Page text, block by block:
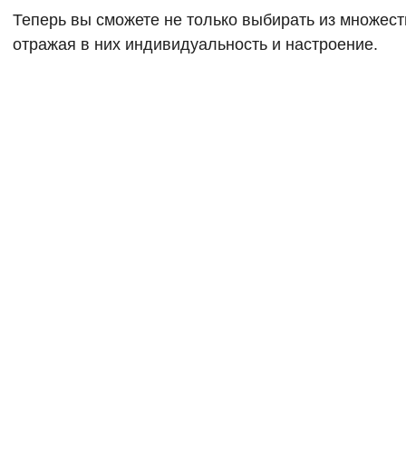
Теперь вы сможете не только выбирать из
отражая в них индивидуальность и настроение.